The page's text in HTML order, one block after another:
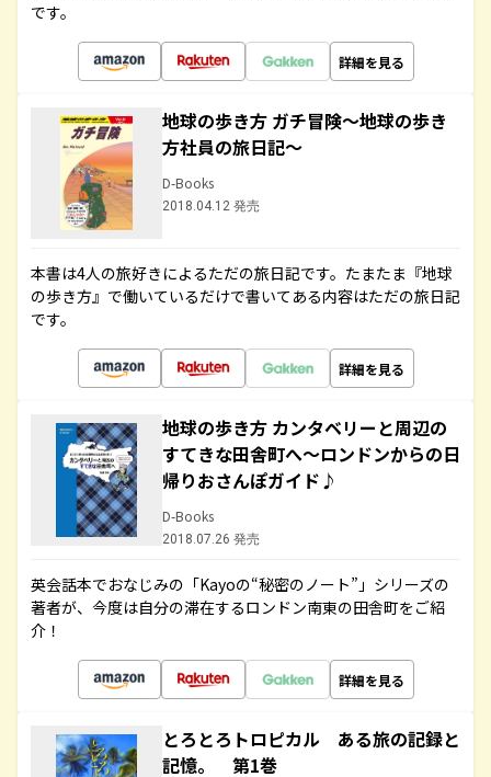
です。
詳細を見る
地球の歩き方 ガチ冒険～地球の歩き
方社員の旅日記～
D-Books
2018.04.12 発売
本書は4人の旅好きによるただの旅日記です。たまたま『地球
の歩き方』で働いているだけで書いてある内容はただの旅日記
です。
詳細を見る
地球の歩き方 カンタベリーと周辺の
すてきな田舎町へ～ロンドンからの日
帰りおさんぽガイド♪
D-Books
2018.07.26 発売
英会話本でおなじみの「Kayoの“秘密のノート”」シリーズの
著者が、今度は自分の滞在するロンドン南東の田舎町をご紹
介！
詳細を見る
とろとろトロピカル ある旅の記録と
記憶。 第1巻